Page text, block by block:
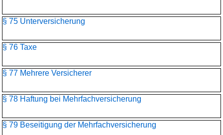
§ 75 Unterversicherung
§ 76 Taxe
§ 77 Mehrere Versicherer
§ 78 Haftung bei Mehrfachversicherung
§ 79 Beseitigung der Mehrfachversicherung